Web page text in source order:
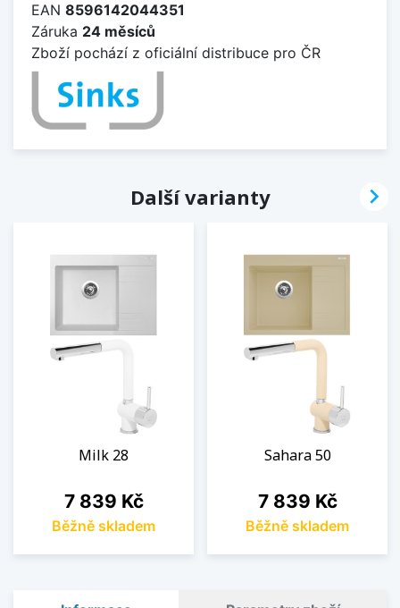
EAN 8596142044351
Záruka 24 měsíců
Zboží pochází z oficiální distribuce pro ČR
Další varianty
Milk 28
Cena
7 839 Kč
Běžně skladem
Sahara 50
Cena
7 839 Kč
Běžně skladem
